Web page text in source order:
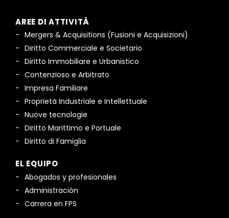
AREE DI ATTIVITÀ
Mergers & Acquisitions (Fusioni e Acquisizioni)
Diritto Commerciale e Societario
Diritto Immobiliare e Urbanistico
Contenzioso e Arbitrato
Impresa Familiare
Proprietà Industriale e Intellettuale
Nuove tecnologie
Diritto Marittimo e Portuale
Diritto di Famiglia
EL EQUIPO
Abogados y profesionales
Administración
Carrera en FPS